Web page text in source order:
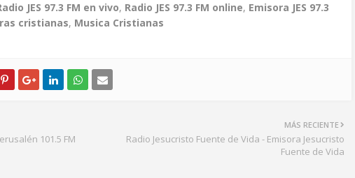
JES 97.3 FM en vivo, Radio JES 97.3 FM online, Emisora JES 97.3
cristianas, Musica Cristianas
MÁS RECIENTE
Radio Jesucristo Fuente de Vida - Emisora Jesucristo
Fuente de Vida
101.5 FM